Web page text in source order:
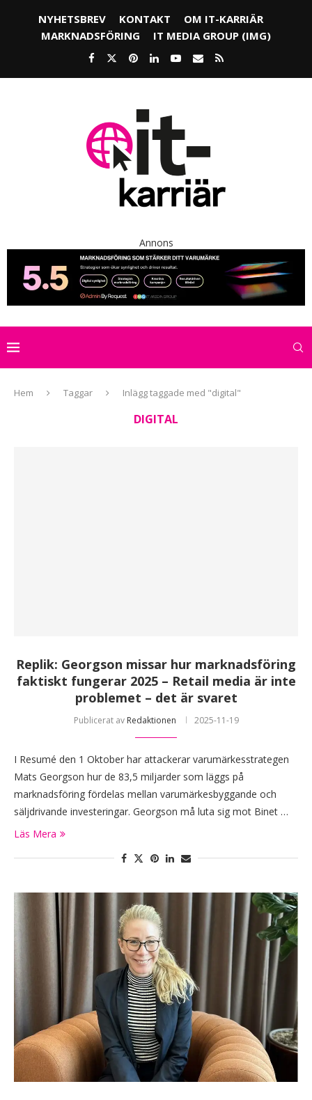
NYHETSBREV KONTAKT
OM IT-KARRIÄR
MARKNADSFÖRING
IT MEDIA GROUP (IMG)
Annons
Hem Taggar Inlägg taggade med "digital"
DIGITAL
Replik: Georgson missar hur marknadsföring
faktiskt fungerar 2025 – Retail media är inte
problemet – det är svaret
Publicerat av Redaktionen 2025-11-19
I Resumé den 1 Oktober har attackerar varumärkesstrategen
Mats Georgson hur de 83,5 miljarder som läggs på
marknadsföring fördelas mellan varumärkesbyggande och
säljdrivande investeringar. Georgson må luta sig mot Binet …
Läs Mera